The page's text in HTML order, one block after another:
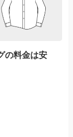
の料金は安